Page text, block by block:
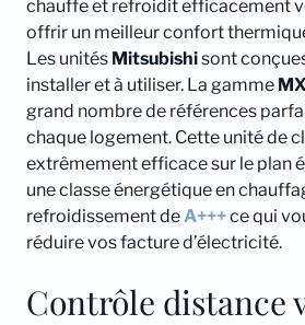
chauffe et refroidit efficacement
offrir un meilleur confort
Les unités Mitsubishisont
installer et à utiliser. La gamme
grand nombre de références
chaque logement. Cette unité de
extrêmement efficace sur le plan
une classe énergétique en
refroidissement deA+++ce qui
réduire vos facture d’électricité.
Contrôle distance